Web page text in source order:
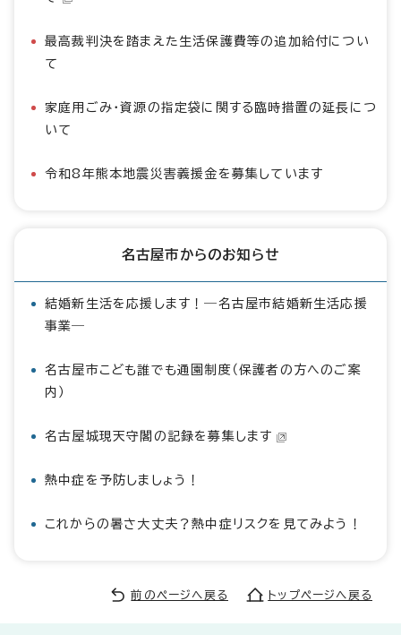
最高裁判決を踏まえた生活保護費等の追加給付につい
て
家庭用ごみ・資源の指定袋に関する臨時措置の延長につ
いて
令和8年熊本地震災害義援金を募集しています
名古屋市からのお知らせ
結婚新生活を応援します！―名古屋市結婚新生活応援
事業―
名古屋市こども誰でも通園制度（保護者の方へのご案
内）
名古屋城現天守閣の記録を募集します
熱中症を予防しましょう！
これからの暑さ大丈夫？熱中症リスクを見てみよう！
前のページへ戻る トップページへ戻る